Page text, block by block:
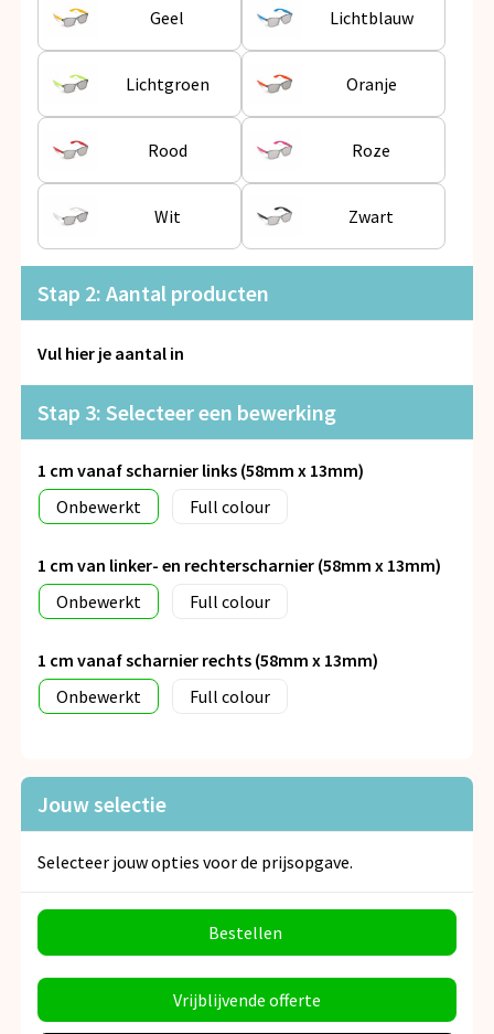
Spellen voor binnen en buiten
Veiligheid, Auto en Fiets
Vrije tijd en Strand
Anti-stress
Geel Lichtblauw
Lichtgroen Oranje
Rood Roze
Wit Zwart
Stap 2: Aantal producten
Vul hier je aantal in
Stap 3: Selecteer een bewerking
1 cm vanaf scharnier links (58mm x 13mm)
Onbewerkt
Full colour
1 cm van linker- en rechterscharnier (58mm x 13mm)
Onbewerkt
Full colour
1 cm vanaf scharnier rechts (58mm x 13mm)
Onbewerkt
Full colour
Jouw selectie
Selecteer jouw opties voor de prijsopgave.
Bestellen
Vrijblijvende offerte